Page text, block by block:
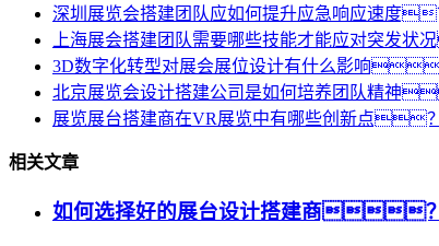
深圳展览会搭建团队应如何提升应急响应速度
上海展会搭建团队需要哪些技能才能应对突发状
3D数字化转型对展会展位设计有什么影响
北京展览会设计搭建公司是如何培养团队精神
展览展台搭建商在VR展览中有哪些创新点？
相关文章
如何选择好的展台设计搭建商？